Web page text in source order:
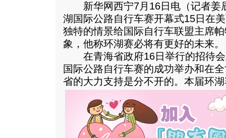
新华网西宁7月16日电（记者姜
湖国际公路自行车赛开幕式15日在
独特的情景给国际自行车联盟主席
象，他称环湖赛必将有更好的未来。
在青海省政府16日举行的招待会
国际公路自行车赛的成功举办和在
省的大力支持是分不开的。 本届环